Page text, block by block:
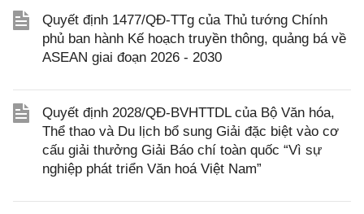
Quyết định 1477/QĐ-TTg của Thủ tướng Chính
phủ ban hành Kế hoạch truyền thông, quảng bá về
ASEAN giai đoạn 2026 - 2030
Quyết định 2028/QĐ-BVHTTDL của Bộ Văn hóa,
Thể thao và Du lịch bổ sung Giải đặc biệt vào cơ
cấu giải thưởng Giải Báo chí toàn quốc “Vì sự
nghiệp phát triển Văn hoá Việt Nam”